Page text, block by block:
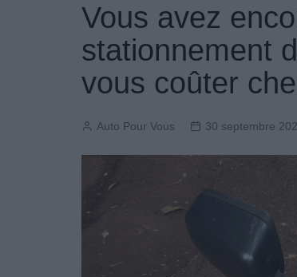
Produits Boutique
Vous avez
stationnement
vous coûter
Auto Pour Vous 30 septembre